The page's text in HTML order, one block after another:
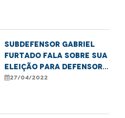
Subdefensor Gabriel
Furtado fala sobre sua
eleição para defensor-
geral, prioridades do
sobre os serviços
27/04/2022